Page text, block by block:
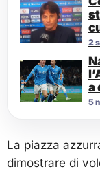
2
a
5
La piazza
dimostrare di